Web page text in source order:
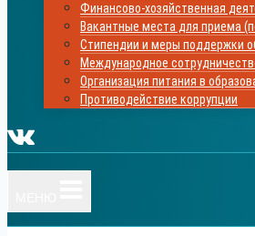
Финансово-хозяйственная
Вакантные места для приема
Стипендии и меры поддержки
Международное
Организация питания в
Противодействие коррупции